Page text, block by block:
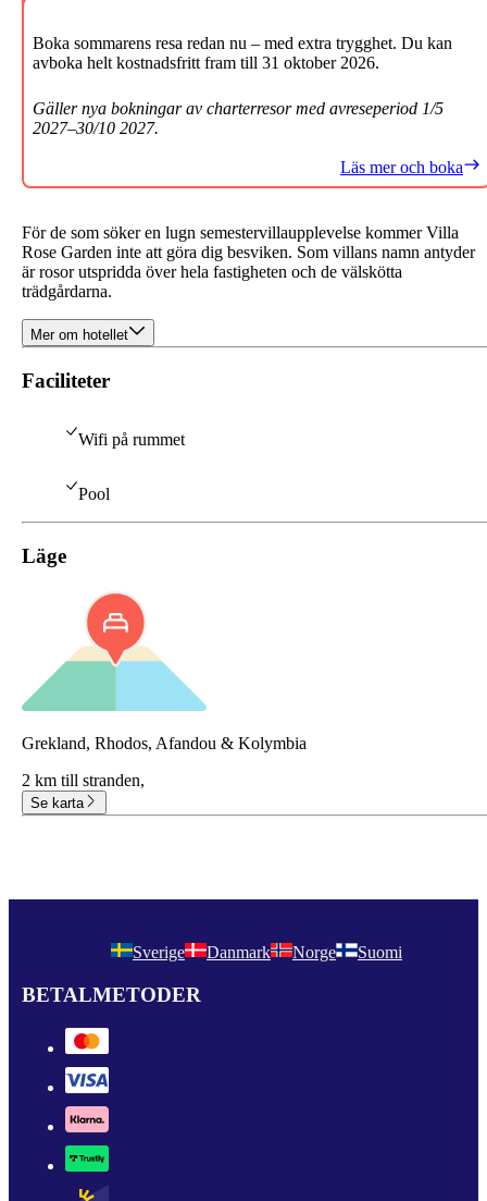
För de som söker en lugn semestervillaupplevelse kommer Villa
Rose Garden inte att göra dig besviken. Som villans namn antyder
är rosor utspridda över hela fastigheten och de välskötta
trädgårdarna.
Mer om hotellet
Faciliteter
Wifi på rummet
Pool
Läge
Grekland, Rhodos, Afandou & Kolymbia
2 km till stranden,
Se karta
Boka sommarens resa redan nu – med extra trygghet. Du kan
avboka helt kostnadsfritt fram till 31 oktober 2026.
Gäller nya bokningar av charterresor med avreseperiod 1/5
2027–30/10 2027.
Läs mer och boka
Sverige Danmark Norge Suomi
BETALMETODER